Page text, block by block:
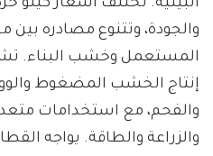
البيئية. تختلف أسعار
والجودة، وتتنوع مصادره بين
المستعمل وخشب البناء.
إنتاج الخشب المضغوط
والفحم، مع استخدامات
والزراعة والطاقة. يواجه